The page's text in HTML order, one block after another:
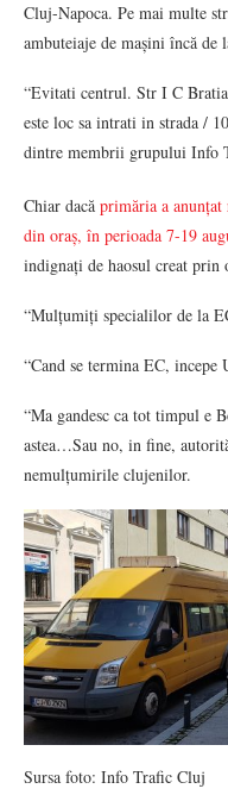
Cluj-Napoca. Pe mai multe
ambuteiaje de mașini încă de
“Evitati centrul. Str I C
este loc sa intrati in strada /
dintre membrii grupului Info
Chiar dacă primăria a
din oraș, în perioada 7-19
indignați de haosul creat prin
“Mulțumiți specialilor de la
“Cand se termina EC, incepe
“Ma gandesc ca tot timpul e
astea…Sau no, in fine,
nemulțumirile clujenilor.
Sursa foto: Info Trafic Cluj